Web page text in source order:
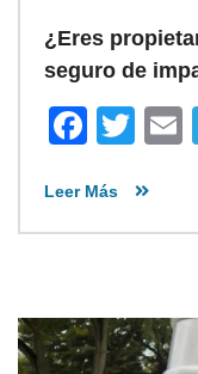
¿Eres
seguro de
Leer Más